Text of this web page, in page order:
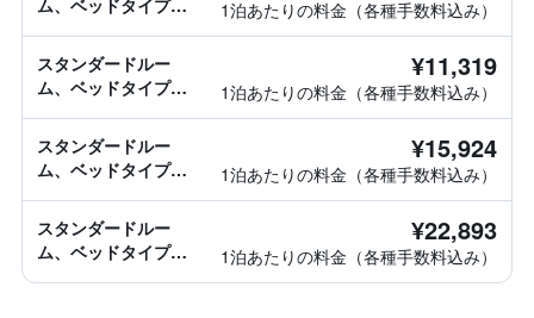
ム、ベッドタイプ情
1泊あたりの料金（各種手数料込み）
スタンダードルー
ム、ベッドタイプ情
¥11,319
1泊あたりの料金（各種手数料込み）
スタンダードルー
ム、ベッドタイプ情
¥15,924
1泊あたりの料金（各種手数料込み）
スタンダードルー
ム、ベッドタイプ情
¥22,893
1泊あたりの料金（各種手数料込み）